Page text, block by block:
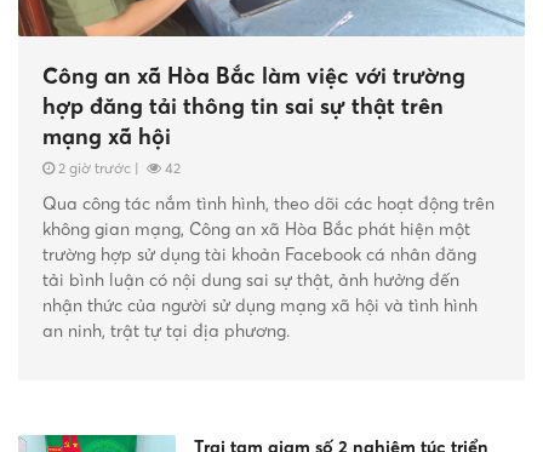
Công an xã Hòa Bắc làm việc với trường
hợp đăng tải thông tin sai sự thật trên
mạng xã hội
2 giờ trước | 42
Qua công tác nắm tình hình, theo dõi các hoạt động trên
không gian mạng, Công an xã Hòa Bắc phát hiện một
trường hợp sử dụng tài khoản Facebook cá nhân đăng
tải bình luận có nội dung sai sự thật, ảnh hưởng đến
nhận thức của người sử dụng mạng xã hội và tình hình
an ninh, trật tự tại địa phương.
Trại tạm giam số 2 nghiêm túc triển